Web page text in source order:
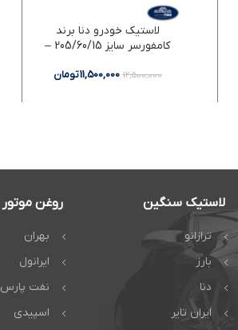
لاستیک خودرو دنا برند
کامفورسر سایز 205/60/15 –
12,500,000
11,500,000تومان
لاستیک سنگین
ترازانو
بارز
دنا
ایران تایر
روغن موتور
بهران
ایرانول
نفت پارس
اسپیدی